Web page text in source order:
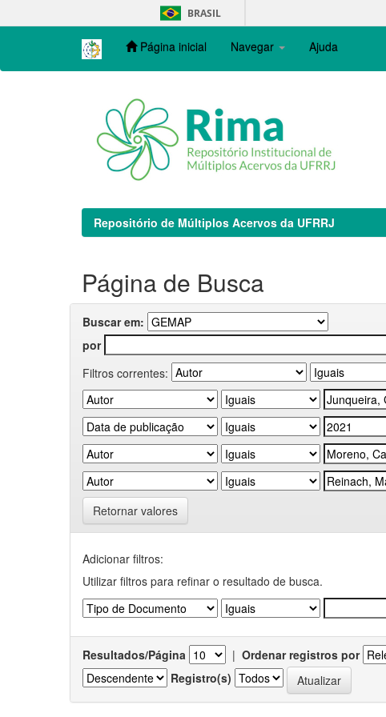
navigation
BRASIL
Página inicial Navegar Ajuda
Repositório de Múltiplos Acervos da UFRRJ
Página de Busca
Buscar em:
por
Filtros correntes:
Retornar valores
Adicionar filtros:
Utilizar filtros para refinar o resultado de busca.
Resultados/Página | Ordenar registros por
Registro(s)